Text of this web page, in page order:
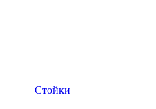
Стойки